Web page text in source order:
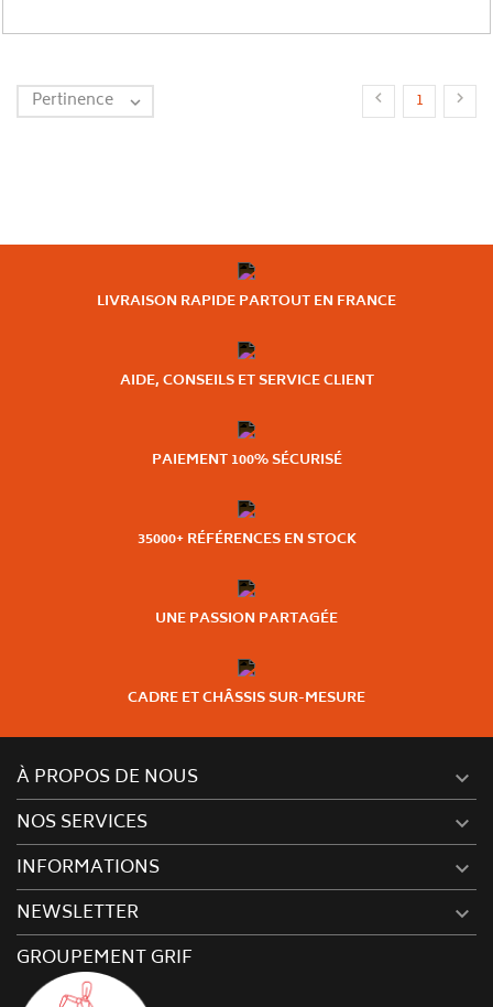
Pertinence   1 
LIVRAISON RAPIDE PARTOUT EN FRANCE
AIDE, CONSEILS ET SERVICE CLIENT
PAIEMENT 100% SÉCURISÉ
35000+ RÉFÉRENCES EN STOCK
UNE PASSION PARTAGÉE
CADRE ET CHÂSSIS SUR-MESURE
À PROPOS DE NOUS 
NOS SERVICES 
INFORMATIONS 
NEWSLETTER 
GROUPEMENT GRIF